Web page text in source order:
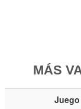
MÁS
Juego